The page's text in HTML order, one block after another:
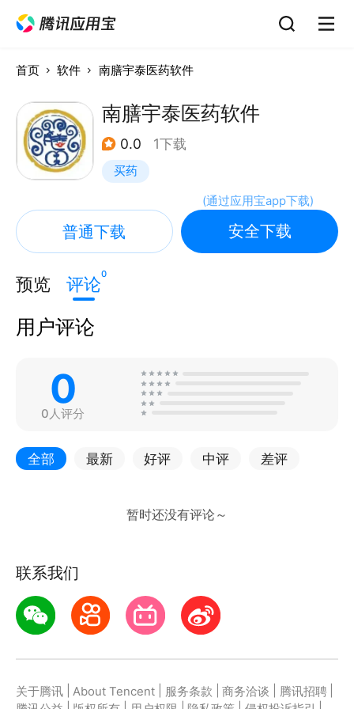
首页 软件 南膳宇泰医药软件
南膳宇泰医药软件
0.0 1下载
买药
(通过应用宝app下载)
普通下载 安全下载
预览 评论0
用户评论
0
0人评分
全部 最新 好评 中评 差评
联系我们
关于腾讯 About Tencent 服务条款 商务洽谈 腾讯招聘